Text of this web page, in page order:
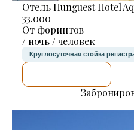
Отель Hunguest Hotel
33.000
От форинтов
/ ночь / человек
Круглосуточная стойка